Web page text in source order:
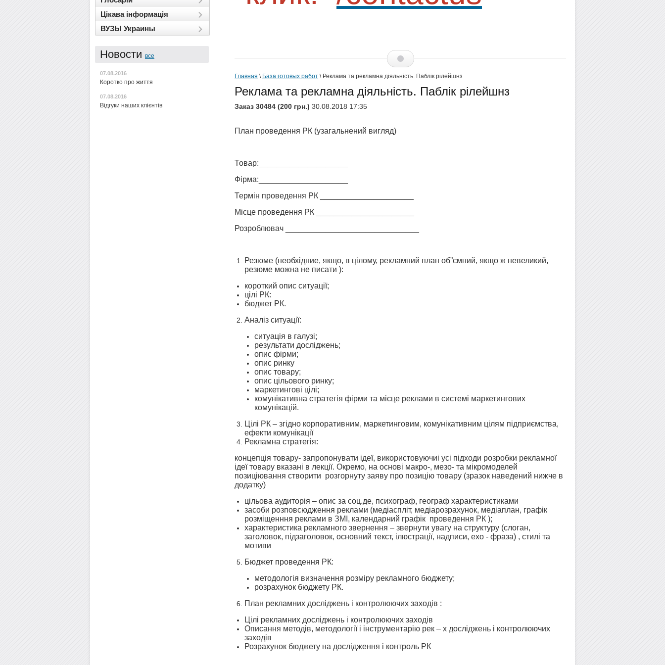
Цікава інформація
ВУЗЫ Украины
Новости все
07.08.2016
Коротко про життя
07.08.2016
Відгуки наших клієнтів
Главная \ База готовых работ \ Реклама та рекламна діяльність. Паблік рілейшнз
Реклама та рекламна діяльність. Паблік рілейшнз
Заказ 30484 (200 грн.) 30.08.2018 17:35
План проведення РК (узагальнений вигляд)
Товар:____________________
Фірма:____________________
Термін проведення РК _____________________
Місце проведення РК ______________________
Розроблювач ______________________________
Резюме (необхідние, якщо, в цілому, рекламний план об”ємний, якщо ж невеликий,
резюме можна не писати ):
короткий опис ситуації;
цілі РК:
бюджет РК.
Аналіз ситуації:
ситуація в галузі;
результати досліджень;
опис фірми;
опис ринку
опис товару;
опис цільового ринку;
маркетингові цілі;
комунікативна стратегія фірми та місце реклами в системі маркетингових
комунікацій.
Цілі РК – згідно корпоративним, маркетинговим, комунікативним цілям підприємства,
ефекти комунікації
Рекламна стратегія:
концепція товару- запропонувати ідеї, використовуючиі усі підходи розробки рекламної
ідеї товару вказані в лекції. Окремо, на основі макро-, мезо- та мікромоделей
позиціювання створити розгорнуту заяву про позицію товару (зразок наведений нижче в
додатку)
цільова аудиторія – опис за соц.де, психограф, географ характеристиками
засоби розповсюдження реклами (медіаспліт, медіарозрахунок, медіаплан, графік
розміщенння реклами в ЗМІ, календарний графік проведення РК );
характеристика рекламного звернення – звернути увагу на структуру (слоган,
заголовок, підзаголовок, основний текст, ілюстрації, надписи, ехо - фраза) , стилі та
мотиви
Бюджет проведення РК:
методологія визначення розміру рекламного бюджету;
розрахунок бюджету РК.
План рекламних досліджень і контролюючих заходів :
Цілі рекламних досліджень і контролюючих заходів
Описання методів, методології і інструментарію рек – х досліджень і контролюючих
заходів
Розрахунок бюджету на дослідження і контроль РК